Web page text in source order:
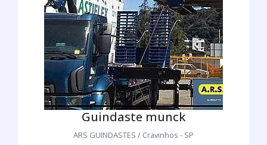
Guindaste munck
ARS GUINDASTES / Cravinhos - SP